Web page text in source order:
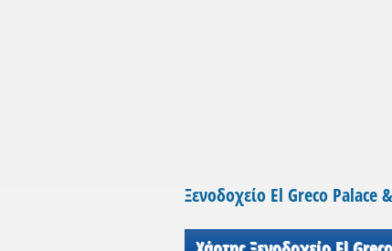
Ξενοδοχείο El Greco Palace